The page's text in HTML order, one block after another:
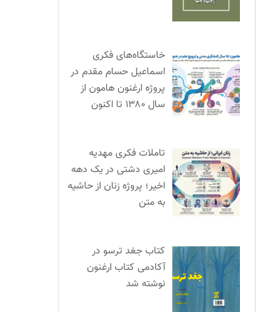
خاستگاه‌های فکری
اسماعیل حسام مقدم در
پروژه ارغنون هامون از
سال ۱۳۸۰ تا اکنون
تاملات فکری مهدیه
امیری دشتی در یک دهه
اخیر؛ پروژه زنان از حاشیه
به متن
کتاب جغد ترسو در
آکادمی کتاب ارغنون
نوشته شد